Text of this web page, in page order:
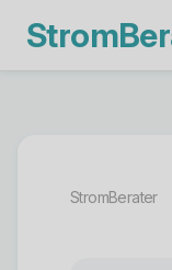
StromBerater